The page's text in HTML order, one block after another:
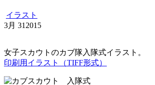
イラスト
3月 31 2015
女子スカウトのカブ隊入隊式イラスト。
印刷用イラスト（TIFF形式）